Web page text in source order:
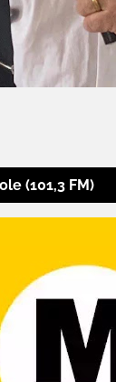
(101,3 FM)